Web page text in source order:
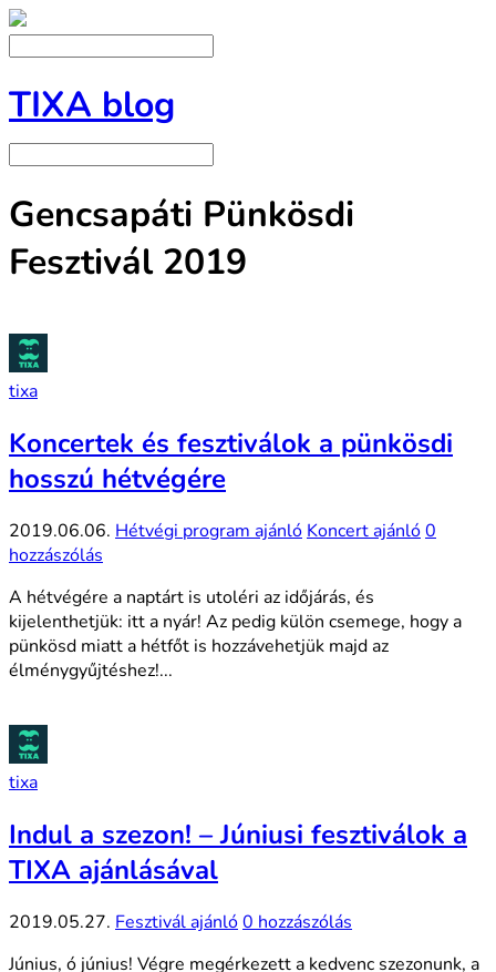
TIXA blog
Gencsapáti Pünkösdi
Fesztivál 2019
tixa
Koncertek és fesztiválok a pünkösdi
hosszú hétvégére
2019.06.06. Hétvégi program ajánló Koncert ajánló0
hozzászólás
A hétvégére a naptárt is utoléri az időjárás, és
kijelenthetjük: itt a nyár! Az pedig külön csemege, hogy a
pünkösd miatt a hétfőt is hozzávehetjük majd az
élménygyűjtéshez!...
tixa
Indul a szezon! – Júniusi fesztiválok a
TIXA ajánlásával
2019.05.27. Fesztivál ajánló0 hozzászólás
Június, ó június! Végre megérkezett a kedvenc szezonunk, a